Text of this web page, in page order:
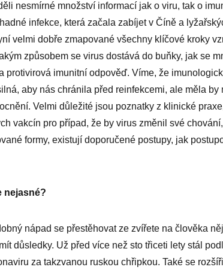
nesmírné množství informací jak o viru, tak o
infekce, která začala zabíjet v Číně a
velmi dobře zmapované všechny klíčové kroky
způsobem se virus dostává do buňky, jak se
protivirová imunitní odpověď. Víme, že
aby nás chránila před reinfekcemi, ale měla by
Velmi důležité jsou poznatky z klinické
vakcín pro případ, že by virus změnil své
formy, existují doporučené postupy, jak
nejasné?
nápad se přestěhovat ze zvířete na člověka
důsledky. Už před více než sto třiceti lety stál
za takzvanou ruskou chřipkou. Také se rozšířil